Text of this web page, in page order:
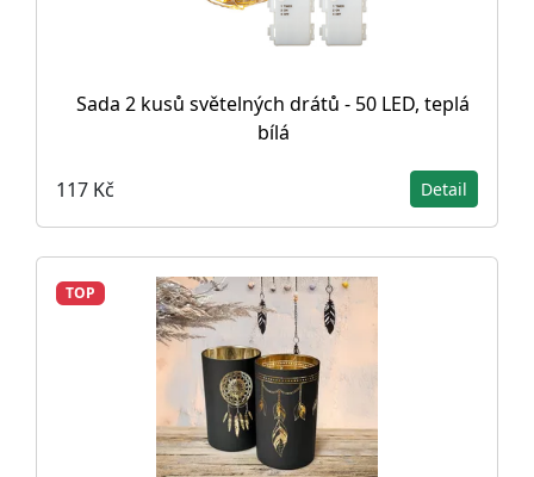
Sada 2 kusů světelných drátů - 50 LED, teplá
bílá
117 Kč Detail
TOP